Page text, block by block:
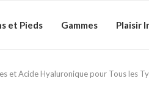
et Pieds Gammes Plaisir
et Acide Hyaluronique pour Tous les